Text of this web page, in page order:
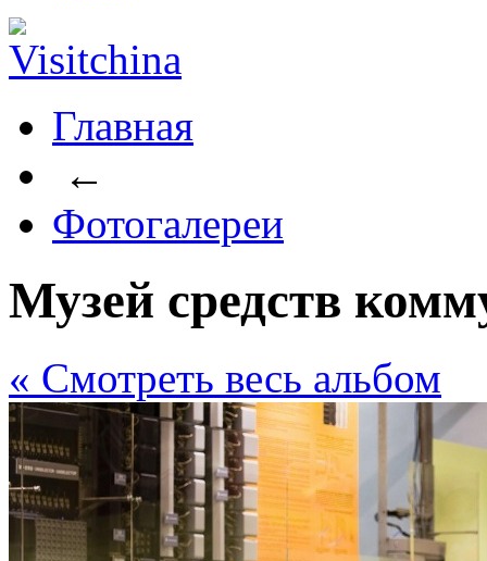
Главная
←
Фотогалереи
Музей средств
« Cмотреть весь альбом